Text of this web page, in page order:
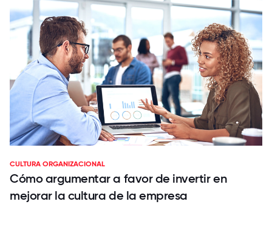
CULTURA ORGANIZACIONAL
Cómo argumentar a favor de invertir en
mejorar la cultura de la empresa